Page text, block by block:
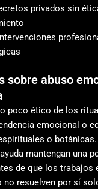
privados sin
sobre abuso
poco ético de los
emocional o
o
mantengan una
de que los trabajos
no resuelven por sí